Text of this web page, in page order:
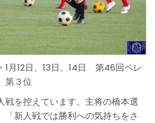
1月12日、13日、14日 第46回ペレ
第３位
戦を控えています。主将の橋本選
「新人戦では勝利への気持ちをさ